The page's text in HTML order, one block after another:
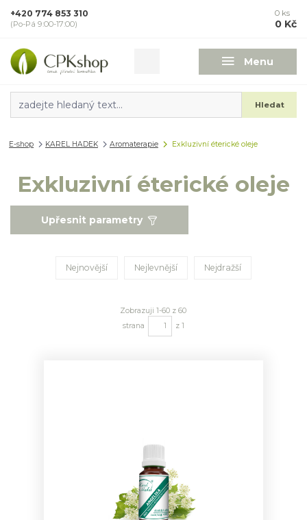
Menu
Hledat
+420 774 853 310
(Po-Pá 9:00-17:00)
0 ks
0 Kč
E-shop KAREL HADEK Aromaterapie Exkluzivní éterické oleje
Exkluzivní éterické oleje
Upřesnit parametry
Nejnovější Nejlevnější Nejdražší
Zobrazuji 1-60 z 60
strana
z 1